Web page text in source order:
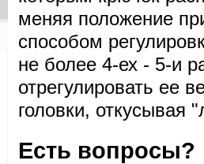
меняя положение
способом
не более 4-ех - 5-и
отрегулировать ее
головки, откусывая
Есть вопросы?